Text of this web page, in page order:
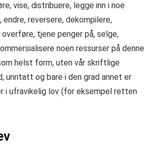
vise, distribuere, legge inn i noe
reversere, dekompilere,
tjene penger på, selge,
noen ressurser på denne
helst form, uten vår skriftlige
unntatt og bare i den grad annet er
ufravikelig lov (for eksempel retten